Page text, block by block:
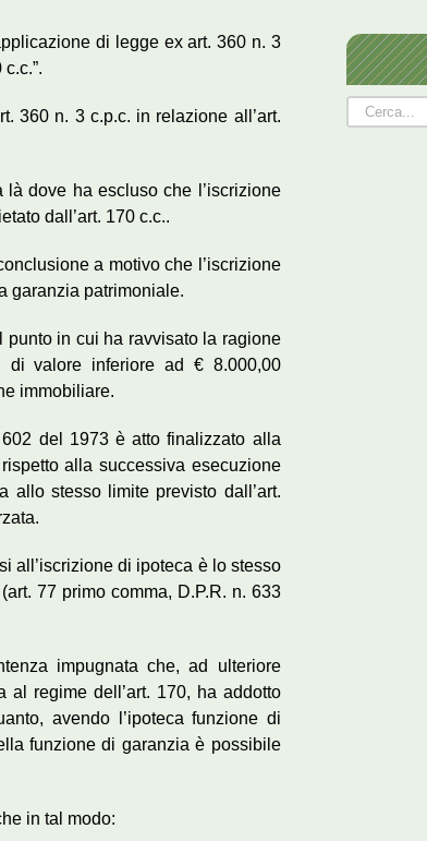
di legge ex art. 360 n. 3
360 n. 3 c.p.c. in relazione all’art.
là dove ha escluso che l’iscrizione
dall’art. 170 c.c..
a motivo che l’iscrizione
garanzia patrimoniale.
punto in cui ha ravvisato la ragione
di valore inferiore ad € 8.000,00
immobiliare.
del 1973 è atto finalizzato alla
alla successiva esecuzione
allo stesso limite previsto dall’art.
all’iscrizione di ipoteca è lo stesso
77 primo comma, D.P.R. n. 633
impugnata che, ad ulteriore
al regime dell’art. 170, ha addotto
avendo l’ipoteca funzione di
funzione di garanzia è possibile
in tal modo:
Cerca
per: